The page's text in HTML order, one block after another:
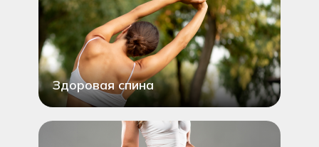
Здоровая спина